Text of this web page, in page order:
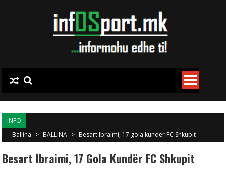
INFO
Ballina > BALLINA > Besart Ibraimi, 17 gola kundër FC Shkupit
Besart Ibraimi, 17 Gola Kundër FC Shkupit